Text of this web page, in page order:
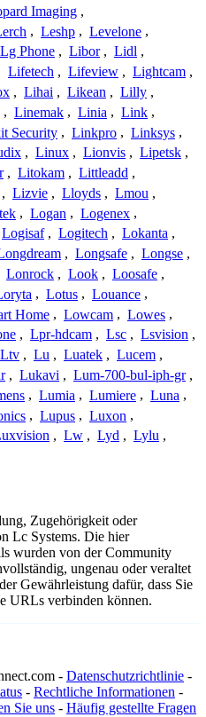
Imaging ,
, Leshp , Levelone ,
Lg Phone , Libor , Lidl ,
Lifetech , Lifeview , Lightcam ,
, Lihai , Likean , Lilly ,
, Linemak , Linia , Link ,
Security , Linkpro , Linksys ,
, Linux , Lionvis , Lipetsk ,
, Litokam , Littleadd ,
, Lizvie , Lloyds , Lmou ,
, Logan , Logenex ,
Logisaf , Logitech , Lokanta ,
, Longsafe , Longse ,
Lonrock , Look , Loosafe ,
, Lotus , Louance ,
Home , Lowcam , Lowes ,
, Lpr-hdcam , Lsc , Lsvision ,
Ltv , Lu , Luatek , Lucem ,
, Lukavi , Lum-700-bul-iph-gr ,
, Lumia , Lumiere , Luna ,
, Lupus , Luxon ,
, Lw , Lyd , Lylu ,
Zugehörigkeit oder
Lc Systems. Die hier
wurden von der Community
ungenau oder veraltet
Gewährleistung dafür, dass Sie
URLs verbinden können.
- Datenschutzrichtlinie -
- Rechtliche Informationen -
Sie uns - Häufig gestellte Fragen